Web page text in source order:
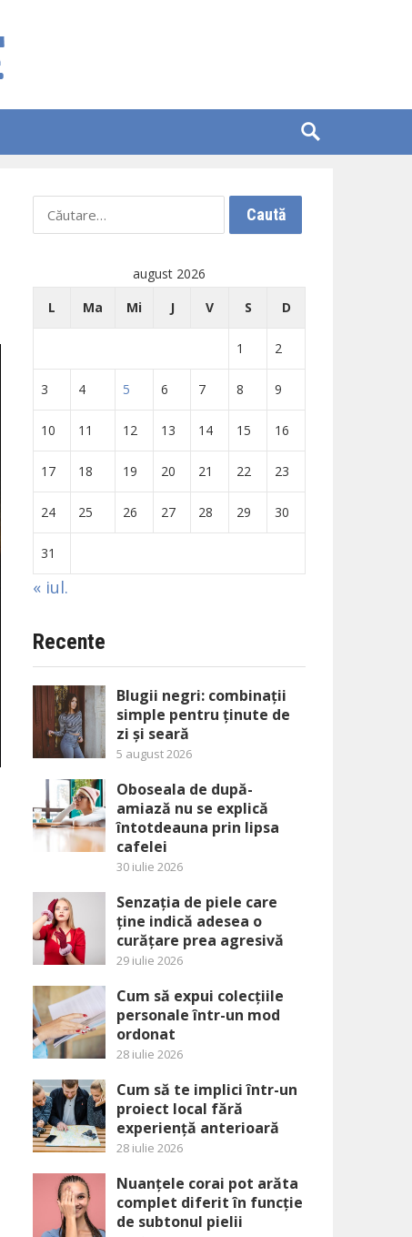
Caută
după:
august 2026
L
Ma Mi J V S D
1 2
3 4 5 6 7 8 9
10 11 12 13 14 15 16
17 18 19 20 21 22 23
24 25 26 27 28 29 30
31
« iul.
Recente
Blugii negri: combinații
simple pentru ținute de
zi și seară
5 august 2026
Oboseala de după-
amiază nu se explică
întotdeauna prin lipsa
cafelei
30 iulie 2026
Senzația de piele care
ține indică adesea o
curățare prea agresivă
29 iulie 2026
Cum să expui colecțiile
personale într-un mod
ordonat
28 iulie 2026
Cum să te implici într-un
proiect local fără
experiență anterioară
28 iulie 2026
Nuanțele corai pot arăta
complet diferit în funcție
de subtonul pielii